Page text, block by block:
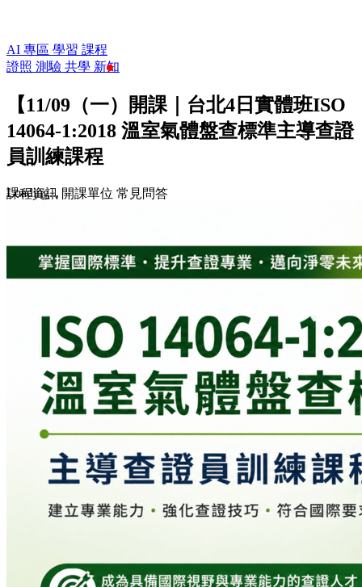
AI 專區 學習 課程
證照 測驗 共學 新知
【11/09（一）開課｜台北4日實體班ISO
14064-1:2018 溫室氣體盤查標準主導查證
員訓練課程
課程資訊 開課單位 常見問答
Loading...